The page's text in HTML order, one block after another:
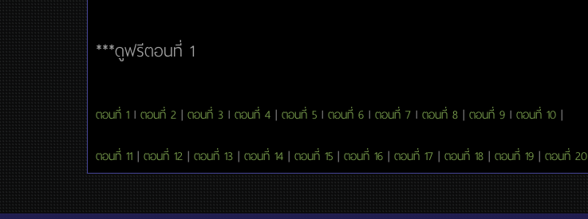
***ดูฟรีตอนที่ 1
ตอนที่ 1 l ตอนที่ 2 | ตอนที่ 3 l ตอนที่ 4 | ตอนที่ 5 l ตอนที่ 6 l ตอนที่ 7 l ตอนที่ 8 | ตอนที่ 9 l ตอนที่ 10 |
ตอนที่ 11 | ตอนที่ 12 | ตอนที่ 13 | ตอนที่ 14 | ตอนที่ 15 | ตอนที่ 16 | ตอนที่ 17 | ตอนที่ 18 | ตอนที่ 19 | ตอนที่ 20